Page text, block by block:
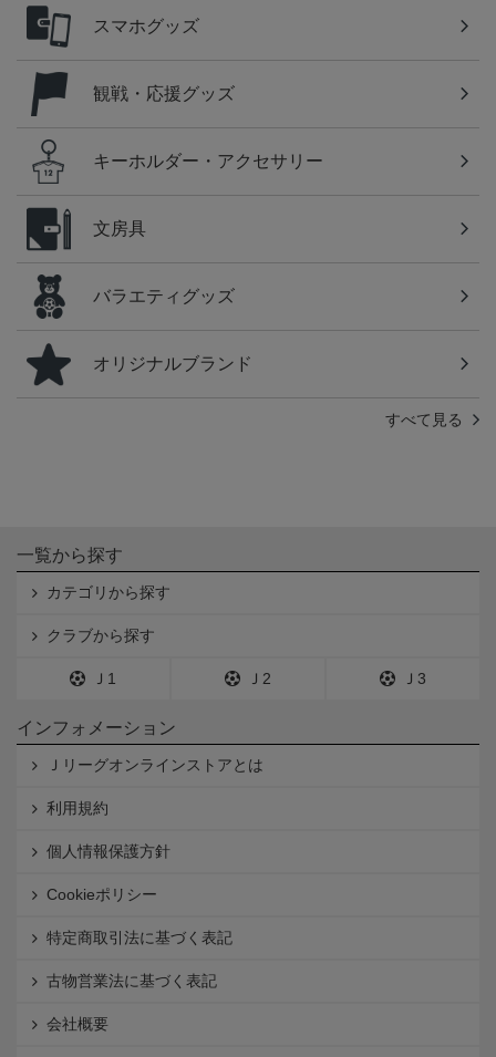
スマホグッズ
観戦・応援グッズ
キーホルダー・アクセサリー
文房具
バラエティグッズ
オリジナルブランド
すべて見る
一覧から探す
カテゴリから探す
クラブから探す
Ｊ1 Ｊ2 Ｊ3
インフォメーション
Ｊリーグオンラインストアとは
利用規約
個人情報保護方針
Cookieポリシー
特定商取引法に基づく表記
古物営業法に基づく表記
会社概要